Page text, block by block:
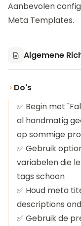
Aanbevolen
Meta Templates.
Algemene
Do's
✅ Begin met
al handmatig
op sommige
✅ Gebruik
variabelen die
tags schoon
✅ Houd meta
descriptions
✅ Gebruik de